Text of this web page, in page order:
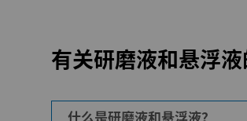
有关研磨液和悬浮